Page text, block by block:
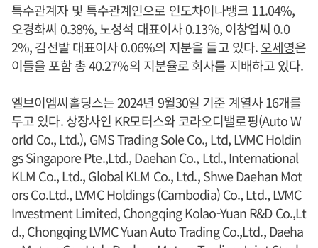
특수관계자 및 특수관계인으로 인도차이나뱅크 11.04%,
오경화씨 0.38%, 노성석 대표이사 0.13%, 이창엽씨 0.0
2%, 김선발 대표이사 0.06%의 지분을 들고 있다.오세영은
이들을 포함 총 40.27%의 지분율로 회사를 지배하고 있다.
엘브이엠씨홀딩스는 2024년 9월30일 기준 계열사 16개를
두고 있다. 상장사인 KR모터스와 코라오디밸로핑(Auto W
orld Co., Ltd.), GMS Trading Sole Co., Ltd, LVMC Holdin
gs Singapore Pte.,Ltd., Daehan Co., Ltd., International
KLM Co., Ltd., Global KLM Co., Ltd., Shwe Daehan Mot
ors Co.Ltd., LVMC Holdings (Cambodia) Co., Ltd., LVMC
Investment Limited, Chongqing Kolao-Yuan R&D Co.,Lt
d., Chongqing LVMC Yuan Auto Trading Co.,Ltd., Daeha